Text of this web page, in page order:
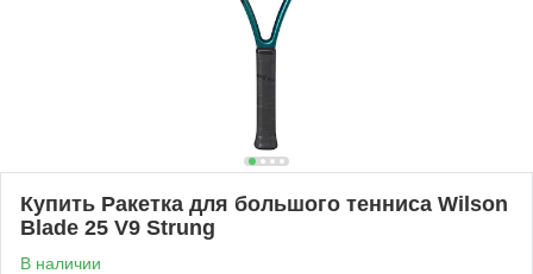
Купить Ракетка для большого тенниса Wilson
Blade 25 V9 Strung
В наличии